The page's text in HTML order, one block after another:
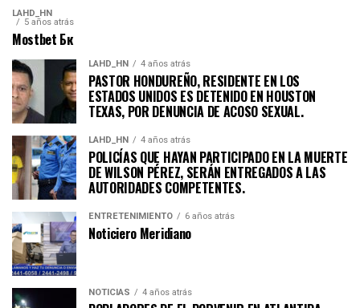
LAHD_HN
5 años atrás
Mostbet Бк
LAHD_HN 4 años atrás
PASTOR HONDUREÑO, RESIDENTE EN LOS
ESTADOS UNIDOS ES DETENIDO EN HOUSTON
TEXAS, POR DENUNCIA DE ACOSO SEXUAL.
LAHD_HN 4 años atrás
POLICÍAS QUE HAYAN PARTICIPADO EN LA MUERTE
DE WILSON PÉREZ, SERÁN ENTREGADOS A LAS
AUTORIDADES COMPETENTES.
ENTRETENIMIENTO 6 años atrás
Noticiero Meridiano
NOTICIAS 4 años atrás